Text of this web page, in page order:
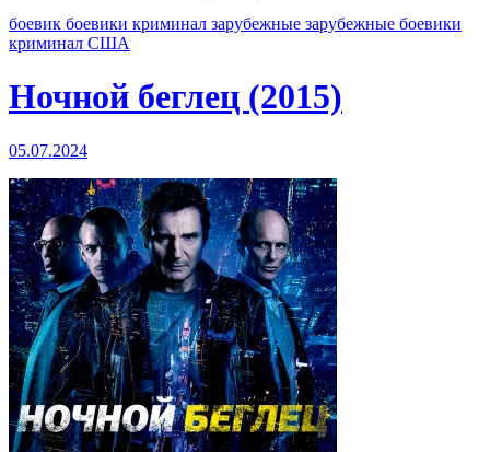
боевик боевики криминал зарубежные зарубежные боевики
криминал США
Ночной беглец (2015)
05.07.2024